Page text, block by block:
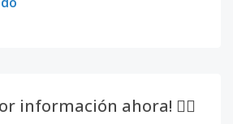
información ahora! 👇🏽